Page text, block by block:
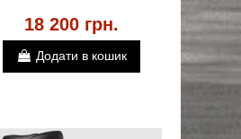
18 200 грн.
Додати в кошик